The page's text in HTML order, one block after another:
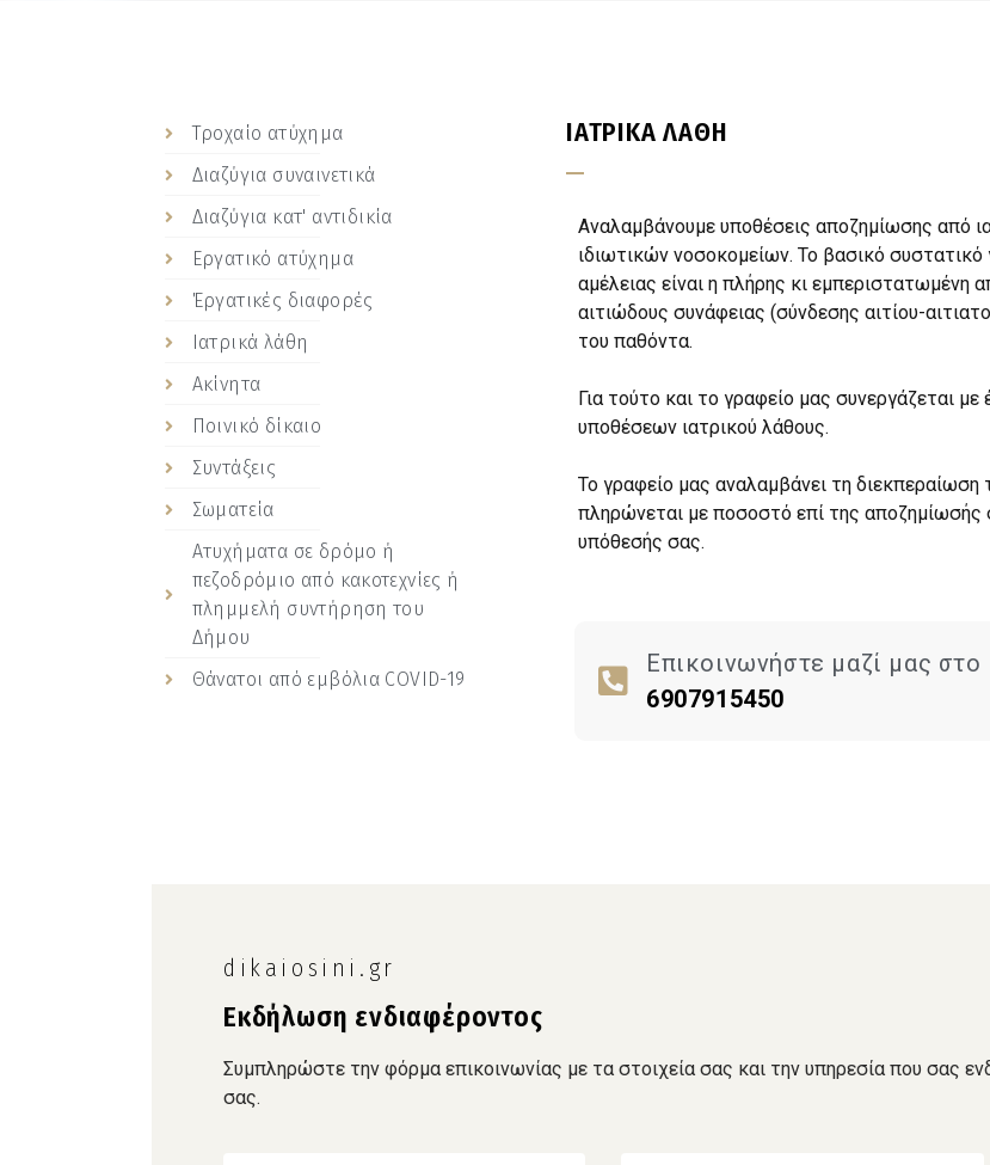
Tροχαίο ατύχημα
Διαζύγια συναινετικά
Διαζύγια κατ' αντιδικία
Eργατικό ατύχημα
Έργατικές διαφορές
Iατρικά λάθη
Ακίνητα
Ποινικό δίκαιο
Συντάξεις
Σωματεία
Ατυχήματα σε δρόμο ή
πεζοδρόμιο από κακοτεχνίες ή
πλημμελή συντήρηση του
Δήμου
Θάνατοι από εμβόλια COVID-19
ΙΑΤΡΙΚΑ ΛΑΘΗ
Αναλαμβάνουμε υποθέσεις αποζημίωσης από
ιδιωτικών νοσοκομείων. Το βασικό συστατικό
αμέλειας είναι η πλήρης κι εμπεριστατωμένη
αιτιώδους συνάφειας (σύνδεσης αιτίου-
του παθόντα.
Για τούτο και το γραφείο μας συνεργάζεται
υποθέσεων ιατρικού λάθους.
Το γραφείο μας αναλαμβάνει τη
πληρώνεται με ποσοστό επί της
υπόθεσής σας.
Επικοινωνήστε μαζί μας στο
6907915450
dikaiosini.gr
Εκδήλωση ενδιαφέροντος
Συμπληρώστε την φόρμα επικοινωνίας με τα στοιχεία σας και την υπηρεσία που σας
σας.